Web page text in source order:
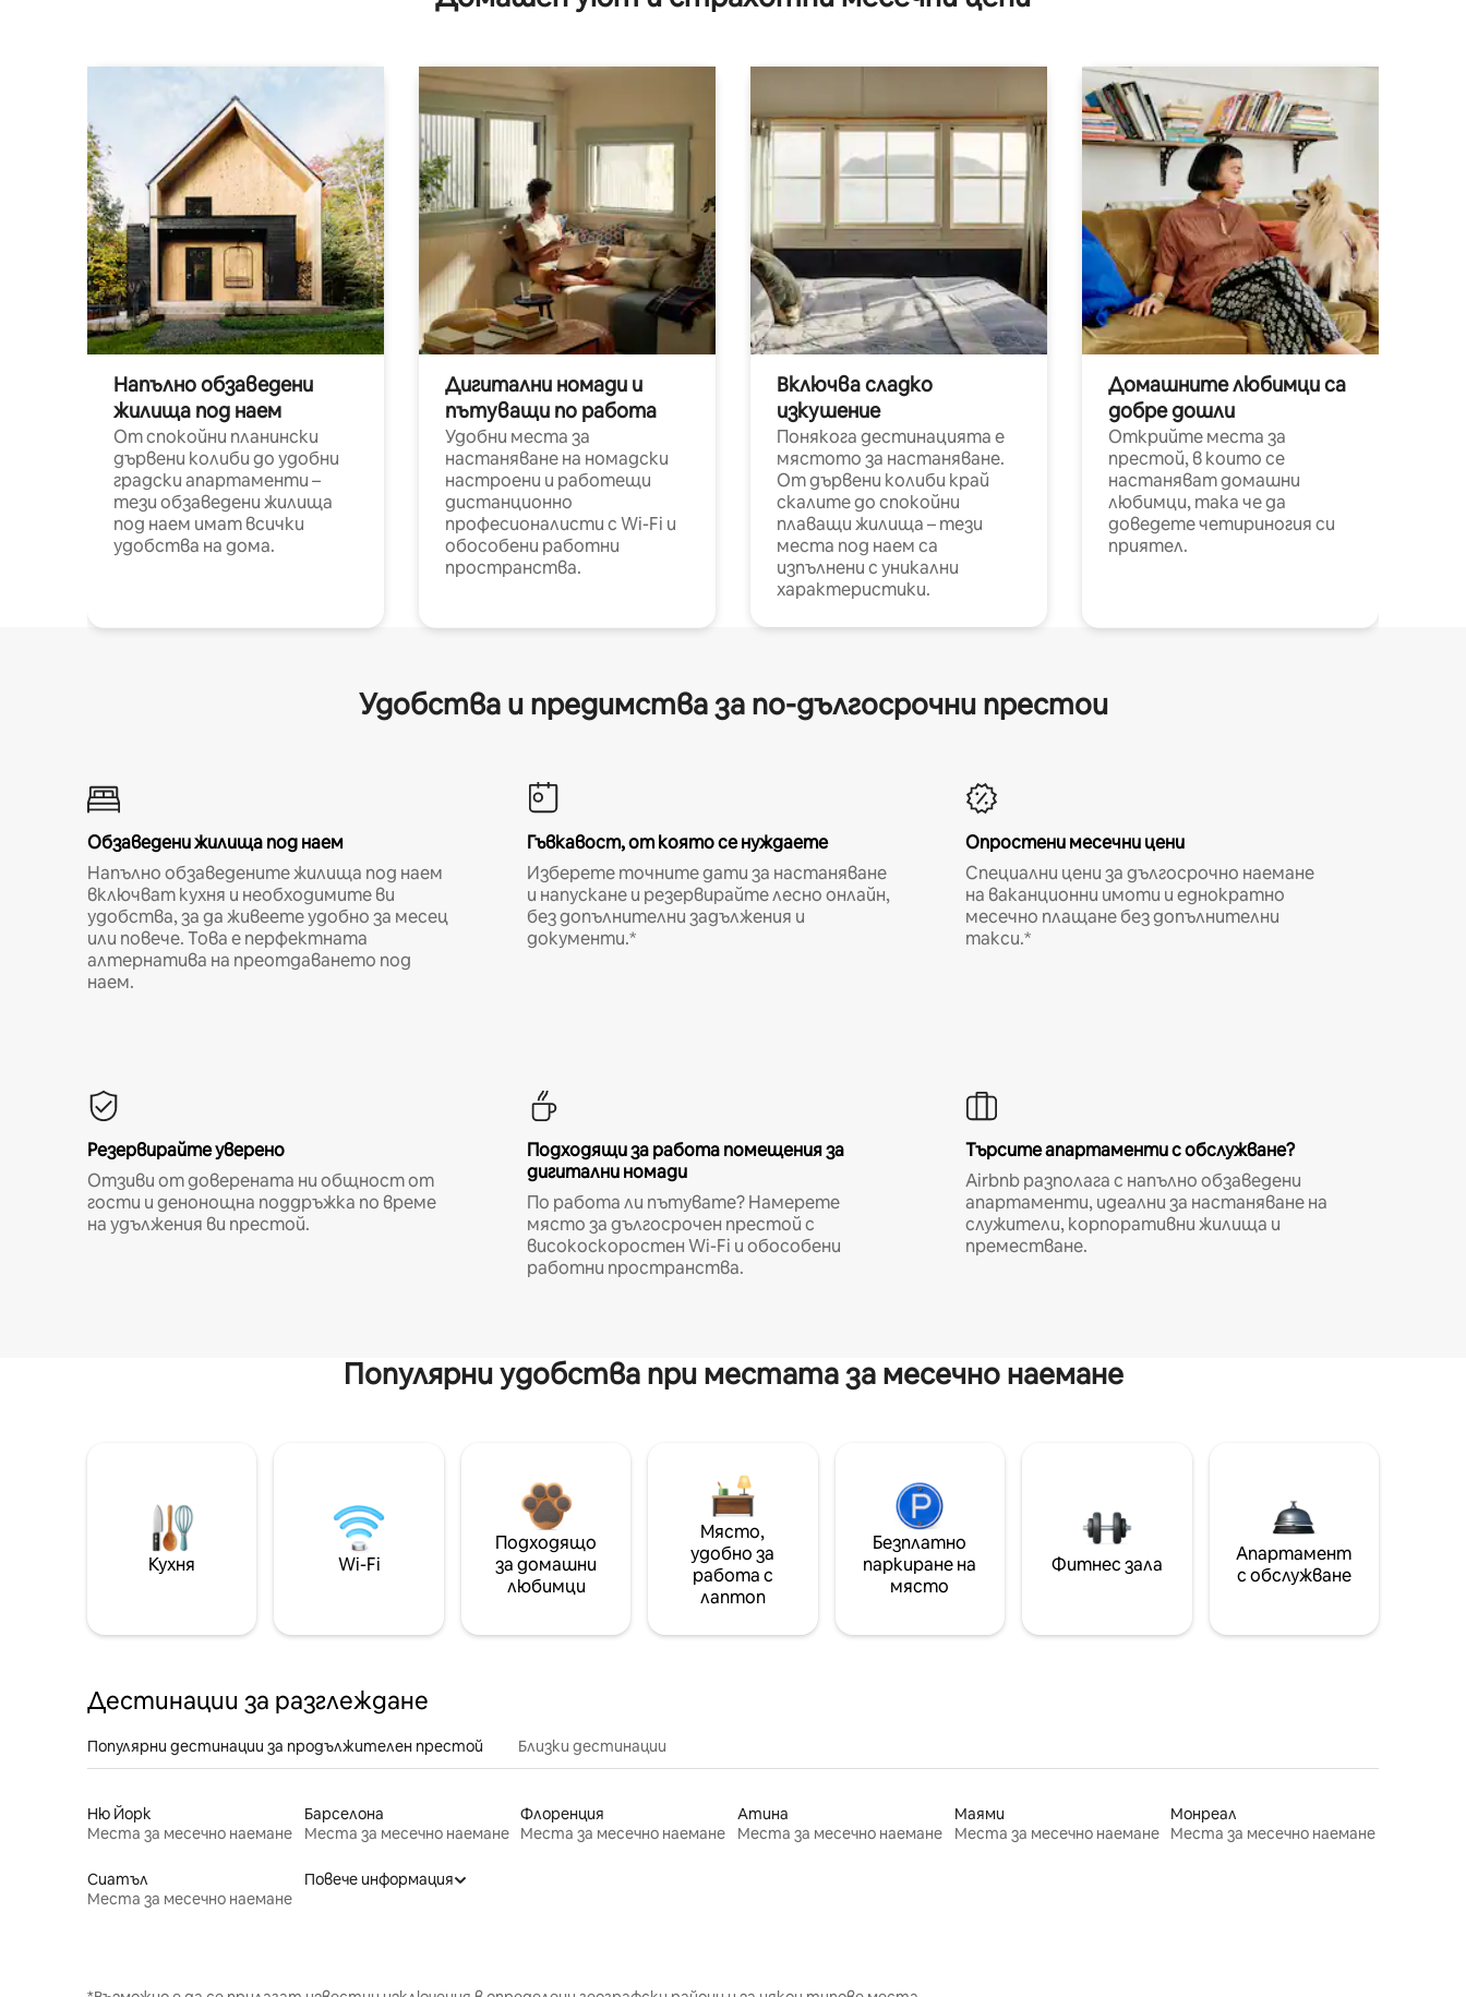
Напълно обзаведени
жилища под наем
От спокойни планински
дървени колиби до удобни
градски апартаменти –
тези обзаведени жилища
под наем имат всички
удобства на дома.
Дигитални номади и
пътуващи по работа
Удобни места за
настаняване на номадски
настроени и работещи
дистанционно
професионалисти с Wi-Fi и
обособени работни
пространства.
Включва сладко
изкушение
Понякога дестинацията е
мястото за настаняване.
От дървени колиби край
скалите до спокойни
плаващи жилища – тези
места под наем са
изпълнени с уникални
характеристики.
Домашните любимци са
добре дошли
Открийте места за
престой, в които се
настаняват домашни
любимци, така че да
доведете четириногия си
приятел.
Удобства и предимства за по-дългосрочни престои
Обзаведени жилища под наем
Напълно обзаведените жилища под наем
включват кухня и необходимите ви
удобства, за да живеете удобно за месец
или повече. Това е перфектната
алтернатива на преотдаването под
наем.
Гъвкавост, от която се нуждаете
Изберете точните дати за настаняване
и напускане и резервирайте лесно онлайн,
без допълнителни задължения и
документи.*
Опростени месечни цени
Специални цени за дългосрочно наемане
на ваканционни имоти и еднократно
месечно плащане без допълнителни
такси.*
Резервирайте уверено
Отзиви от доверената ни общност от
гости и денонощна поддръжка по време
на удължения ви престой.
Подходящи за работа помещения за
дигитални номади
По работа ли пътувате? Намерете
място за дългосрочен престой с
високоскоростен Wi-Fi и обособени
работни пространства.
Търсите апартаменти с обслужване?
Airbnb разполага с напълно обзаведени
апартаменти, идеални за настаняване на
служители, корпоративни жилища и
преместване.
Популярни удобства при местата за месечно наемане
Кухня Wi-Fi
Подходящо
за домашни
любимци
Място,
удобно за
работа с
лаптоп
Безплатно
паркиране на
място
Фитнес зала
Апартамент
с обслужване
Дестинации за разглеждане
Популярни дестинации за продължителен престой Близки дестинации
Ню Йорк
Места за месечно наемане
Барселона
Места за месечно наемане
Флоренция
Места за месечно наемане
Атина
Места за месечно наемане
Маями
Места за месечно наемане
Монреал
Места за месечно наемане
Сиатъл
Места за месечно наемане
Повече информация